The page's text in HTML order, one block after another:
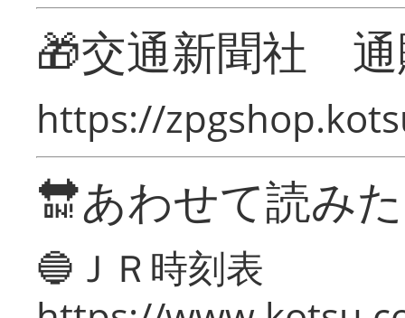
🎁交通新聞社
https://
🔛あわせて読み
🔵ＪＲ時刻表